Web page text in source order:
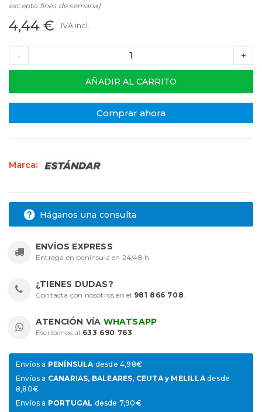
excepto fines de semana)
4,44 € IVA incl.
- +
AÑADIR AL CARRITO
Comprar ahora
Marca:
Háganos una consulta
ENVÍOS EXPRESS
Entrega en península en 24/48 h.
¿TIENES DUDAS?
Contacta con nosotros en el 981 866 708.
ATENCIÓN VÍA WHATSAPP
Escríbenos al 633 690 763.
Envíos a PENÍNSULAdesde 4,98€
Envíos a CANARIAS, BALEARES, CEUTA y MELILLAdesde
8,80€
Envíos a PORTUGAL desde 7,90€